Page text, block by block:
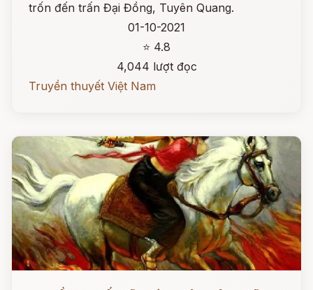
trốn đến trấn Đại Đồng, Tuyên Quang.
01-10-2021
⭐ 4.8
4,044 lượt đọc
Truyền thuyết Việt Nam
Đọc ngay